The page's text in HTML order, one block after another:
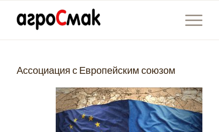
Ассоциация с Европейским союзом